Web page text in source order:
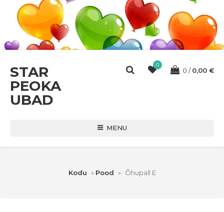
STAR
PEOKA
UBAD
0
0 0,00 €
MENU
Kodu » Pood » Õhupall E